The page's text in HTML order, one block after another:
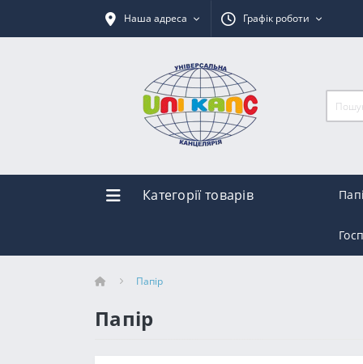
Наша адреса Графік роботи
Категорії товарів
Папір
Папір